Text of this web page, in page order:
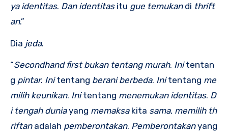
ya identitas. Dan identitasitu gue temukandi thrift
an.”
Dia jeda.
“Secondhand first bukan tentang murah. Initentan
g pintar. Initentang berani berbeda. Initentang me
milih keunikan. Initentang menemukan identitas. D
i tengah duniayang memaksakita sama, memilih th
riftanadalah pemberontakan. Pemberontakanyang